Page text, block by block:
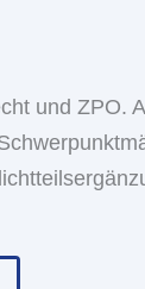
und ZPO.